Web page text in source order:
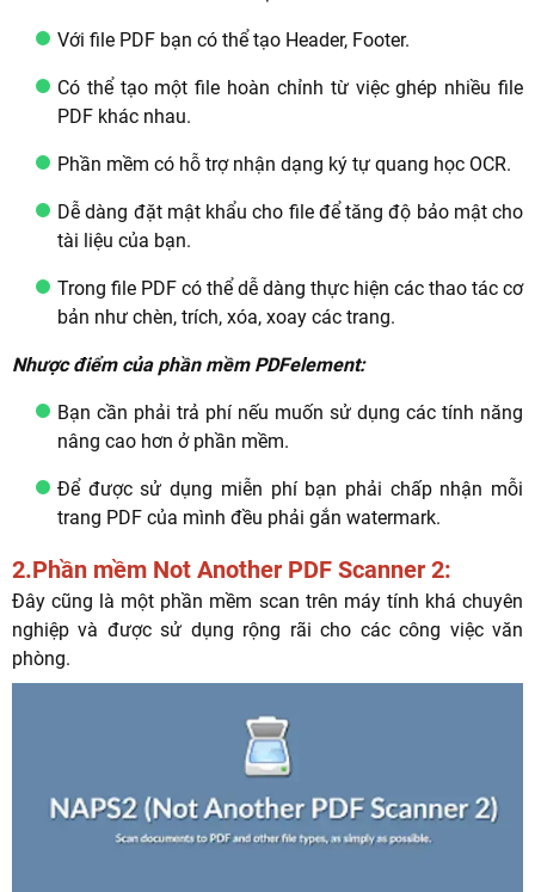
Với file PDF bạn có thể tạo Header, Footer.
Có thể tạo một file hoàn chỉnh từ việc ghép nhiều file
PDF khác nhau.
Phần mềm có hỗ trợ nhận dạng ký tự quang học OCR.
Dễ dàng đặt mật khẩu cho file để tăng độ bảo mật cho
tài liệu của bạn.
Trong file PDF có thể dễ dàng thực hiện các thao tác cơ
bản như chèn, trích, xóa, xoay các trang.
Nhược điểm của phần mềm PDFelement:
Bạn cần phải trả phí nếu muốn sử dụng các tính năng
nâng cao hơn ở phần mềm.
Để được sử dụng miễn phí bạn phải chấp nhận mỗi
trang PDF của mình đều phải gắn watermark.
2.Phần mềm Not Another PDF Scanner 2:
Đây cũng là một phần mềm scan trên máy tính khá chuyên
nghiệp và được sử dụng rộng rãi cho các công việc văn
phòng.